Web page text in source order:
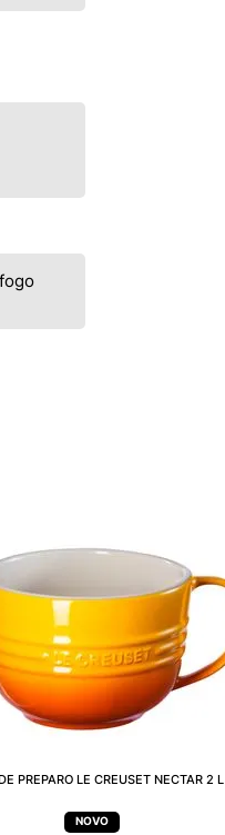
PREPARO LE CREUSET NECTAR 2 L